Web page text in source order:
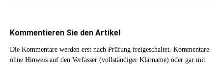
Kommentieren Sie den Artikel
Die Kommentare werden erst nach Prüfung freigeschaltet. Kommentare
ohne Hinweis auf den Verfasser (vollständiger Klarname) oder gar mit